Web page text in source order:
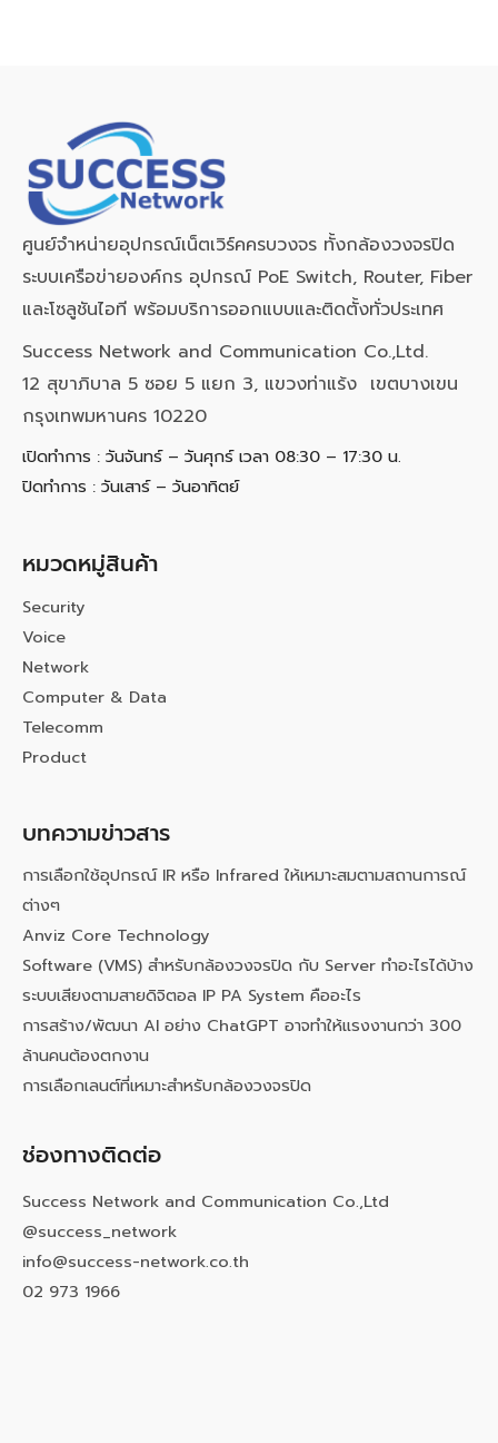
ศูนย์จำหน่ายอุปกรณ์เน็ตเวิร์คครบวงจร ทั้งกล้องวงจรปิด
ระบบเครือข่ายองค์กร อุปกรณ์ PoE Switch, Router, Fiber
และโซลูชันไอที พร้อมบริการออกแบบและติดตั้งทั่วประเทศ
Success Network and Communication Co.,Ltd.
12 สุขาภิบาล 5 ซอย 5 แยก 3, แขวงท่าแร้ง เขตบางเขน
กรุงเทพมหานคร 10220
เปิดทำการ : วันจันทร์ – วันศุกร์ เวลา 08:30 – 17:30 น.
ปิดทำการ : วันเสาร์ – วันอาทิตย์
หมวดหมู่สินค้า
Security
Voice
Network
Computer & Data
Telecomm
Product
บทความข่าวสาร
การเลือกใช้อุปกรณ์ IR หรือ Infrared ให้เหมาะสมตามสถานการณ์
ต่างๆ
Anviz Core Technology
Software (VMS) สำหรับกล้องวงจรปิด กับ Server ทำอะไรได้บ้าง
ระบบเสียงตามสายดิจิตอล IP PA System คืออะไร
การสร้าง/พัฒนา AI อย่าง ChatGPT อาจทำให้แรงงานกว่า 300
ล้านคนต้องตกงาน
การเลือกเลนต์ที่เหมาะสำหรับกล้องวงจรปิด
ช่องทางติดต่อ
Success Network and Communication Co.,Ltd
@success_network
info@success-network.co.th
02 973 1966